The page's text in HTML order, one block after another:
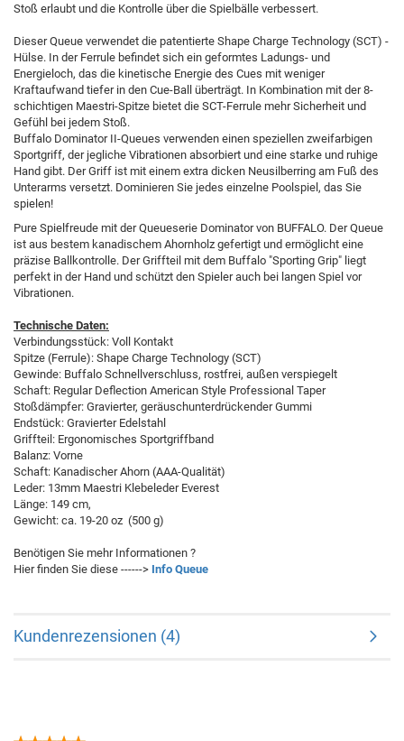
Stoß erlaubt und die Kontrolle über die Spielbälle verbessert.
Dieser Queue verwendet die patentierte Shape Charge Technology (SCT) -
Hülse. In der Ferrule befindet sich ein geformtes Ladungs- und
Energieloch, das die kinetische Energie des Cues mit weniger
Kraftaufwand tiefer in den Cue-Ball überträgt. In Kombination mit der 8-
schichtigen Maestri-Spitze bietet die SCT-Ferrule mehr Sicherheit und
Gefühl bei jedem Stoß.
Buffalo Dominator II-Queues verwenden einen speziellen zweifarbigen
Sportgriff, der jegliche Vibrationen absorbiert und eine starke und ruhige
Hand gibt. Der Griff ist mit einem extra dicken Neusilberring am Fuß des
Unterarms versetzt. Dominieren Sie jedes einzelne Poolspiel, das Sie
spielen!
Pure Spielfreude mit der Queueserie Dominator von BUFFALO. Der Queue
ist aus bestem kanadischem Ahornholz gefertigt und ermöglicht eine
präzise Ballkontrolle. Der Griffteil mit dem Buffalo "Sporting Grip" liegt
perfekt in der Hand und schützt den Spieler auch bei langen Spiel vor
Vibrationen.
Technische Daten:
Verbindungsstück: Voll Kontakt
Spitze (Ferrule): Shape Charge Technology (SCT)
Gewinde: Buffalo Schnellverschluss, rostfrei, außen verspiegelt
Schaft: Regular Deflection American Style Professional Taper
Stoßdämpfer: Gravierter, geräuschunterdrückender Gummi
Endstück: Gravierter Edelstahl
Griffteil: Ergonomisches Sportgriffband
Balanz: Vorne
Schaft: Kanadischer Ahorn (AAA-Qualität)
Leder: 13mm Maestri Klebeleder Everest
Länge: 149 cm,
Gewicht: ca. 19-20 oz (500 g)
Benötigen Sie mehr Informationen ?
Hier finden Sie diese ------> Info Queue
Kundenrezensionen (4)